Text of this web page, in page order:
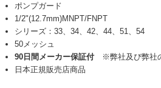
ポンプガード
1/2"(12.7mm)MNPT/FNPT
シリーズ：33、34、42、44、51、54
50メッシュ
90日間メーカー保証付※弊社及び弊社
日本正規販売店商品